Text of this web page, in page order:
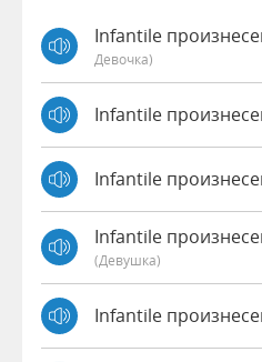
Infantile
Девочка)
Infantile
Infantile
Infantile
(девушка)
Infantile